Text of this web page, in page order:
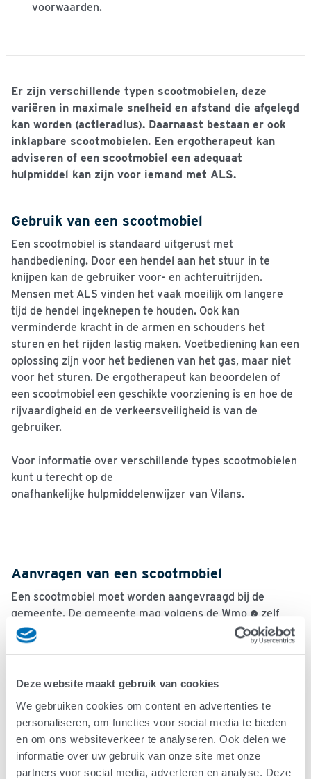
Deze website maakt gebruik van cookies
We gebruiken cookies om content en advertenties te
personaliseren, om functies voor social media te bieden
en om ons websiteverkeer te analyseren. Ook delen we
informatie over uw gebruik van onze site met onze
partners voor social media, adverteren en analyse. Deze
voorwaarden.
Er zijn verschillende typen scootmobielen, deze
variëren in maximale snelheid en afstand die afgelegd
kan worden (actieradius). Daarnaast bestaan er ook
inklapbare scootmobielen. Een ergotherapeut kan
adviseren of een scootmobiel een adequaat
hulpmiddel kan zijn voor iemand met ALS.
Gebruik van een scootmobiel
Een scootmobiel is standaard uitgerust met
handbediening. Door een hendel aan het stuur in te
knijpen kan de gebruiker voor- en achteruitrijden.
Mensen met ALS vinden het vaak moeilijk om langere
tijd de hendel ingeknepen te houden. Ook kan
verminderde kracht in de armen en schouders het
sturen en het rijden lastig maken. Voetbediening kan een
oplossing zijn voor het bedienen van het gas, maar niet
voor het sturen. De ergotherapeut kan beoordelen of
een scootmobiel een geschikte voorziening is en hoe de
rijvaardigheid en de verkeersveiligheid is van de
gebruiker.
Voor informatie over verschillende types scootmobielen
kunt u terecht op de
onafhankelijke hulpmiddelenwijzer van Vilans.
Aanvragen van een scootmobiel
Een scootmobiel moet worden aangevraagd bij de
gemeente. De gemeente mag volgens de Wmo
zelf
bepalen of er een eigen bijdrage betaald moet worden.
Informeer hiernaar bij uw eigen gemeente.
welke eisen de scootmobiel moet voldoen. De gemeente
goed om na te gaan welke regels de gemeente
nastreeft. Deze kunnen namelijk verschillen per
gemeente.